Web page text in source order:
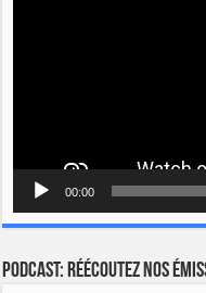
00:00
Podcast: Réécoutez nos